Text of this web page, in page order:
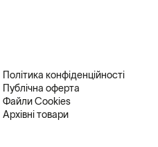
Політика конфіденційності
Публічна оферта
Файли Cookies
Архівні товари